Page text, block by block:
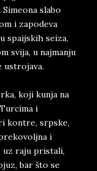
slabo
i zapodeva
spaijskih seiza,
svija, u najmanju
ustrojava.
koji kunja na
i
kontre, srpske,
i
uz raju pristali,
bar što se